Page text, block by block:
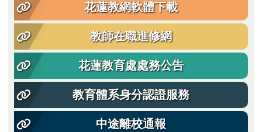
花蓮教網軟體下載
教師在職進修網
花蓮教育處處務公告
教育體系身分認證服務
中途離校通報